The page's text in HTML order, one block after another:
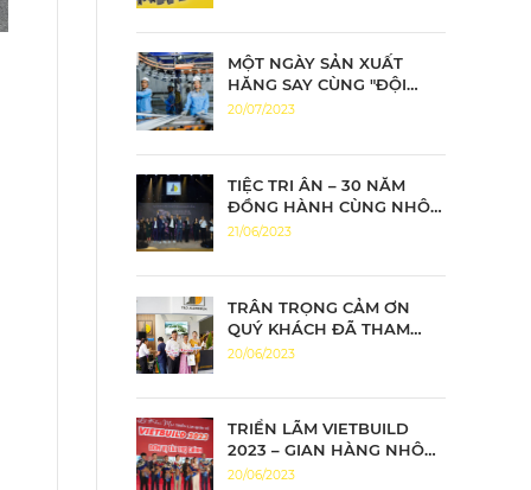
MỘT NGÀY SẢN XUẤT
HĂNG SAY CÙNG "ĐỘI
QUÂN NHÔM TIẾN ĐẠT"
20/07/2023
TIỆC TRI ÂN – 30 NĂM
ĐỒNG HÀNH CÙNG NHÔM
TIẾN ĐẠT CHÂN THÀNH
21/06/2023
TRÂN TRỌNG CẢM ƠN
QUÝ KHÁCH ĐÃ THAM
QUAN GIAN HÀNG NHÔM
20/06/2023
TRIỂN LÃM VIETBUILD
2023 – GIAN HÀNG NHÔM
TIẾN ĐẠT KHAI MẠC ĐẦY
20/06/2023